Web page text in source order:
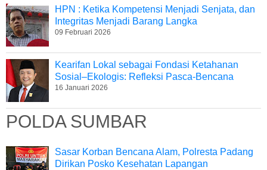
HPN : Ketika Kompetensi Menjadi Senjata, dan
Integritas Menjadi Barang Langka
09 Februari 2026
Kearifan Lokal sebagai Fondasi Ketahanan
Sosial–Ekologis: Refleksi Pasca-Bencana
16 Januari 2026
POLDA SUMBAR
Sasar Korban Bencana Alam, Polresta Padang
Dirikan Posko Kesehatan Lapangan